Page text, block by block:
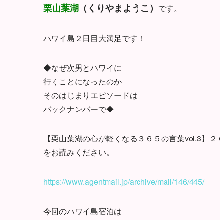
栗山葉湖 （くりやまようこ） です。
ハワイ島２日目大満足です！
◆なぜ次男とハワイに
行くことになったのか
そのはじまりエピソードは
バックナンバーで◆
【栗山葉湖の心が軽くなる３６５の言葉vol.3】２
をお読みください。
https://www.agentmail.jp/archive/mail/146/445/
今回のハワイ島宿泊は